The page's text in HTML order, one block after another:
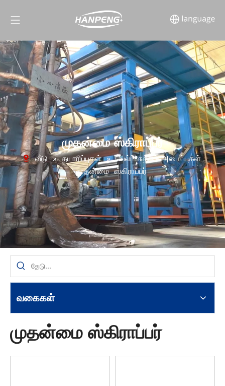
முதன்மை ஸ்கிராப்பர்
வீடு » தயாரிப்புகள் » பெல்ட் சுத்தம் அமைப்புகள்
முதன்மை ஸ்கிராப்பர்
வகைகள்
முதன்மை ஸ்கிராப்பர்